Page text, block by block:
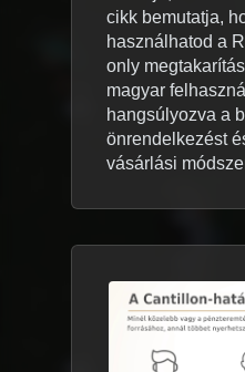
cikk bemutatja,
használhatod a
only
magyar
hangsúlyozva a
önrendelkezést
vásárlási